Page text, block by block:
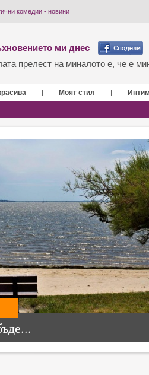
комедии - новини
ми днес
прелест на миналото е, че е
| Моят стил |